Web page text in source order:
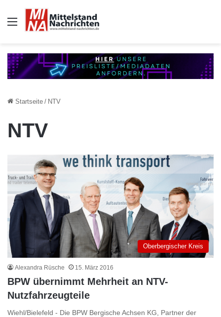
Auswahl
Startseite / NTV
NTV
Oberbergischer Kreis
Alexandra Rüsche 15. März 2016
BPW übernimmt Mehrheit an NTV-
Nutzfahrzeugteile
Wiehl/Bielefeld - Die BPW Bergische Achsen KG, Partner der